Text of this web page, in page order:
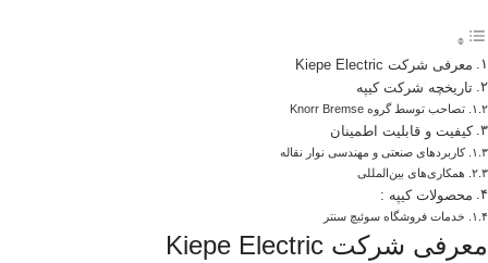
معرفی شرکت Kiepe Electric
تاریخچه شرکت کیپه
تصاحب توسط گروه Knorr Bremse
کیفیت و قابلیت اطمینان
کاربردهای صنعتی و مهندسی نوار نقاله
همکاری‌های بین‌المللی
محصولات کیپه :
خدمات فروشگاه سوئیچ سنتر
معرفی شرکت Kiepe Electric